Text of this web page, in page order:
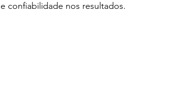
confiabilidade nos resultados.